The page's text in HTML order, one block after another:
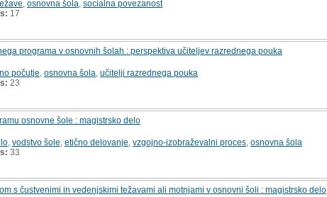
osnovna šola socialna povezanost
17
programa v osnovnih šolah : perspektiva učiteljev razrednega pouka
počutje osnovna šola učitelji razrednega pouka
23
osnovne šole : magistrsko delo
vodstvo šole etično delovanje vzgojno-izobraževalni proces osnovna šola
33
s čustvenimi in vedenjskimi težavami ali motnjami v osnovni šoli : magistrsko delo